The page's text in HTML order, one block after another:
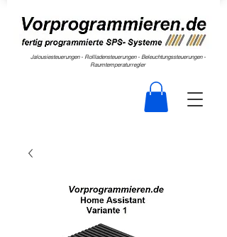
Jalousiesteuerungen - Rollladensteuerungen - Beleuchtungssteuerungen -
Raumtemperaturregler